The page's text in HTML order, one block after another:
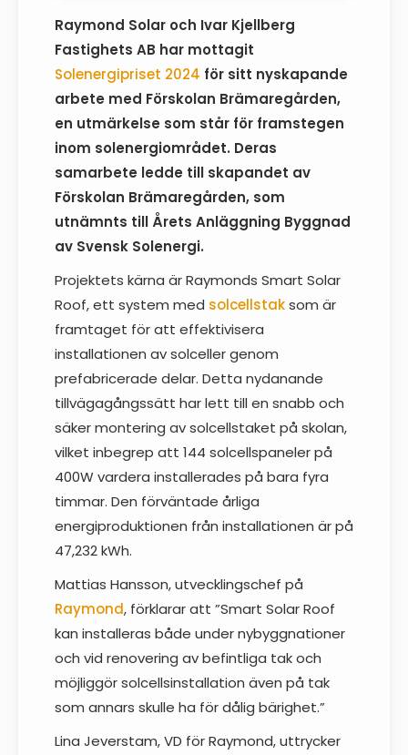
Raymond Solar och Ivar Kjellberg
Fastighets AB har mottagit
Solenergipriset 2024 för sitt nyskapande
arbete med Förskolan Brämaregården,
en utmärkelse som står för framstegen
inom solenergiområdet. Deras
samarbete ledde till skapandet av
Förskolan Brämaregården, som
utnämnts till Årets Anläggning Byggnad
av Svensk Solenergi.
Projektets kärna är Raymonds Smart Solar
Roof, ett system med solcellstaksom är
framtaget för att effektivisera
installationen av solceller genom
prefabricerade delar. Detta nydanande
tillvägagångssätt har lett till en snabb och
säker montering av solcellstaket på skolan,
vilket inbegrep att 144 solcellspaneler på
400W vardera installerades på bara fyra
timmar. Den förväntade årliga
energiproduktionen från installationen är på
47,232 kWh.
Mattias Hansson, utvecklingschef på
Raymond, förklarar att ”Smart Solar Roof
kan installeras både under nybyggnationer
och vid renovering av befintliga tak och
möjliggör solcellsinstallation även på tak
som annars skulle ha för dålig bärighet.”
Lina Jeverstam, VD för Raymond, uttrycker